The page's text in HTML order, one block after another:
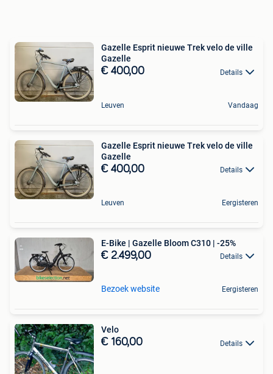
Gazelle Esprit nieuwe Trek velo de ville
Gazelle
€ 400,00 Details
Leuven Vandaag
Gazelle Esprit nieuwe Trek velo de ville
Gazelle
€ 400,00 Details
Leuven Eergisteren
E-Bike | Gazelle Bloom C310 | -25%
€ 2.499,00 Details
Bezoek website Eergisteren
Velo
€ 160,00 Details